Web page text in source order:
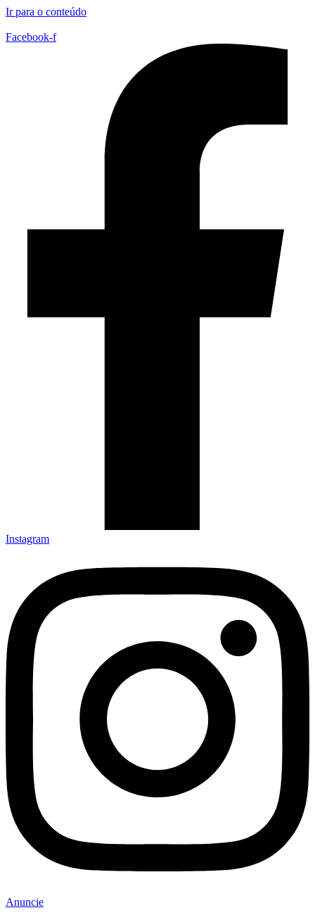
Ir para o conteúdo
Facebook-f
Instagram
Anuncie